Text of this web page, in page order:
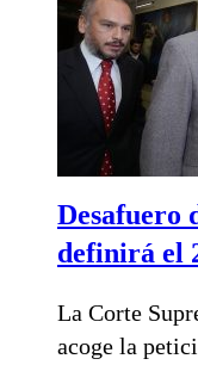
Desafuero
definirá el
La Corte
acoge la